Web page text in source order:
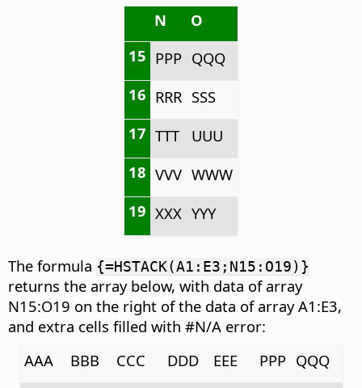
N
O
15 PPP QQQ
16 RRR SSS
17 TTT
UUU
18 VVV WWW
19 XXX YYY
The formula {=HSTACK(A1:E3;N15:O19)}
returns the array below, with data of array
N15:O19 on the right of the data of array A1:E3,
and extra cells filled with #N/A error:
AAA
BBB CCC DDD EEE PPP QQQ